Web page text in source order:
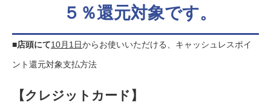
５％還元対象です。
■店頭にて10月1日からお使いいただける、キャッシュレスポイ
ント還元対象支払方法
【クレジットカード】